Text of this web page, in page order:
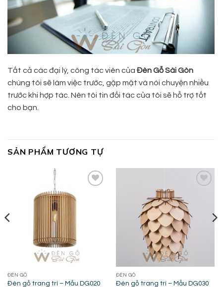
Tất cả các đại lý, công tác viên của Đèn Gỗ Sài Gòn
chúng tôi sẽ làm việc trước, gặp mặt và nói chuyện nhiều
trước khi hợp tác. Nên tôi tin đối tác của tôi sẽ hỗ trợ tốt
cho bạn.
SẢN PHẨM TƯƠNG TỰ
ĐÈN GỖ
Đèn gỗ trang trí – Mẫu DG020
ĐÈN GỖ
Đèn gỗ trang trí – Mẫu DG030